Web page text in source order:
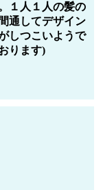
１人１人の髪の
通してデザイン
しつこいようで
ります)